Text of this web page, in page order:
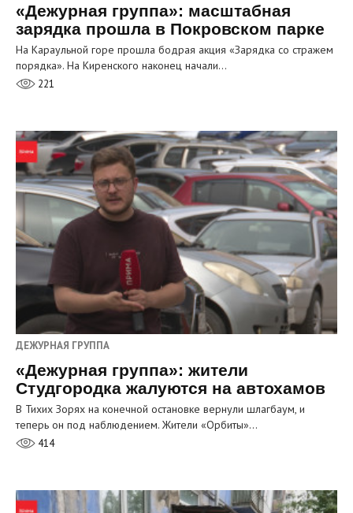
«Дежурная группа»: масштабная
зарядка прошла в Покровском парке
На Караульной горе прошла бодрая акция «Зарядка со стражем
порядка». На Киренского наконец начали…
221
ДЕЖУРНАЯ ГРУППА
«Дежурная группа»: жители
Студгородка жалуются на автохамов
В Тихих Зорях на конечной остановке вернули шлагбаум, и
теперь он под наблюдением. Жители «Орбиты»…
414